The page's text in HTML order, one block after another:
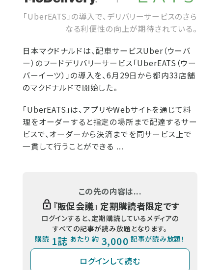
「UberEATS」の導入で、デリバリーサービスのさら
なる利便性の向上が期待されている。
日本マクドナルドは、配車サービスUber（ウーバ
ー）のフードデリバリーサービス「UberEATS（ウー
バーイーツ）」の導入を、6月29日から都内33店舗
のマクドナルドで開始した。
「UberEATS」は、アプリやWebサイトを通じて料
理をオーダーすると指定の場所まで配達するサー
ビスで、オーダーから決済までを同サービス上で
一貫して行うことができる ...
この先の内容は...
『販促会議』 定期購読者限定です
ログインすると、定期購読しているメディアの
すべての記事が読み放題となります。
購読 1誌 あたり 約 3,000 記事が読み放題！
ログインして読む